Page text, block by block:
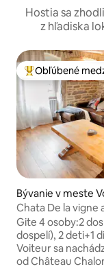
Hostia sa
z hľadiska
Najobľúbenejšie
Obľúbené
Bývanie v meste
Chata De la vigne
zaradená medzi
Gite 4 osoby:2
dospelí), 2 deti+1
Voiteur sa
od Château